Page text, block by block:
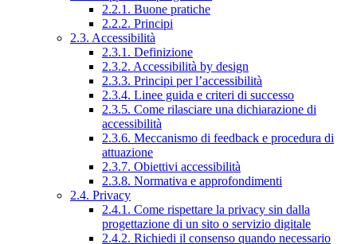
2.2.1. Buone pratiche
2.2.2. Principi
2.3. Accessibilità
2.3.1. Definizione
2.3.2. Accessibilità by design
2.3.3. Principi per l’accessibilità
2.3.4. Linee guida e criteri di successo
2.3.5. Come rilasciare una dichiarazione di
accessibilità
2.3.6. Meccanismo di feedback e procedura di
attuazione
2.3.7. Obiettivi accessibilità
2.3.8. Normativa e approfondimenti
2.4. Privacy
2.4.1. Come rispettare la privacy sin dalla
progettazione di un sito o servizio digitale
2.4.2. Richiedi il consenso quando necessario